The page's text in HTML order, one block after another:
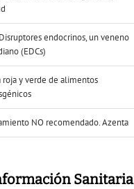
endocrinos, un veneno
(EDCs)
roja y verde de alimentos
NO recomendado. Azenta
Sanitaria